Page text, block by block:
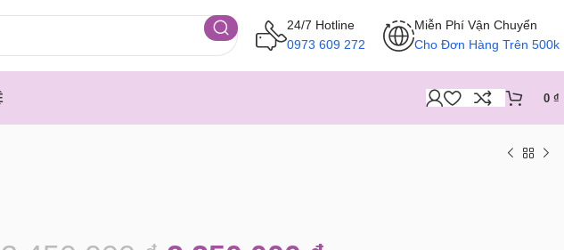
24/7 Hotline
0973 609 272
Miễn Phí Vận Chuyển
Cho Đơn Hàng Trên 500k
0 ₫